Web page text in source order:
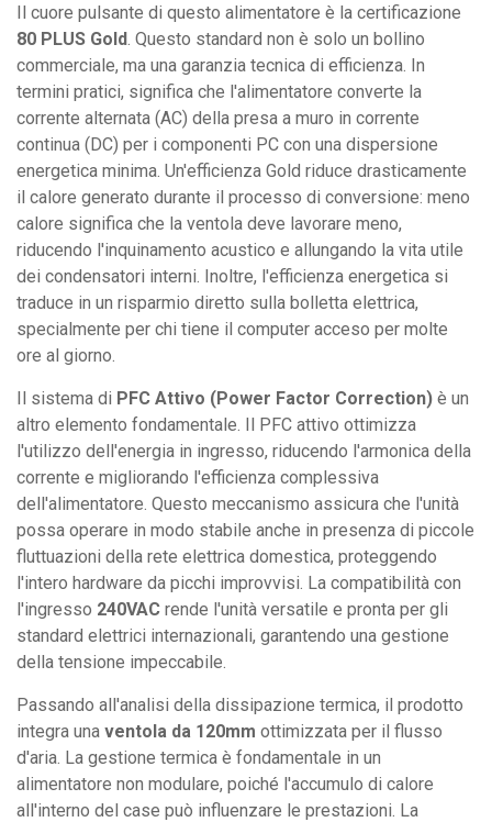
Il cuore pulsante di questo alimentatore è la certificazione
80 PLUS Gold . Questo standard non è solo un bollino
commerciale, ma una garanzia tecnica di efficienza. In
termini pratici, significa che l'alimentatore converte la
corrente alternata (AC) della presa a muro in corrente
continua (DC) per i componenti PC con una dispersione
energetica minima. Un'efficienza Gold riduce drasticamente
il calore generato durante il processo di conversione: meno
calore significa che la ventola deve lavorare meno,
riducendo l'inquinamento acustico e allungando la vita utile
dei condensatori interni. Inoltre, l'efficienza energetica si
traduce in un risparmio diretto sulla bolletta elettrica,
specialmente per chi tiene il computer acceso per molte
ore al giorno.
Il sistema di PFC Attivo (Power Factor Correction) è un
altro elemento fondamentale. Il PFC attivo ottimizza
l'utilizzo dell'energia in ingresso, riducendo l'armonica della
corrente e migliorando l'efficienza complessiva
dell'alimentatore. Questo meccanismo assicura che l'unità
possa operare in modo stabile anche in presenza di piccole
fluttuazioni della rete elettrica domestica, proteggendo
l'intero hardware da picchi improvvisi. La compatibilità con
l'ingresso 240VAC rende l'unità versatile e pronta per gli
standard elettrici internazionali, garantendo una gestione
della tensione impeccabile.
Passando all'analisi della dissipazione termica, il prodotto
integra una ventola da 120mm ottimizzata per il flusso
d'aria. La gestione termica è fondamentale in un
alimentatore non modulare, poiché l'accumulo di calore
all'interno del case può influenzare le prestazioni. La